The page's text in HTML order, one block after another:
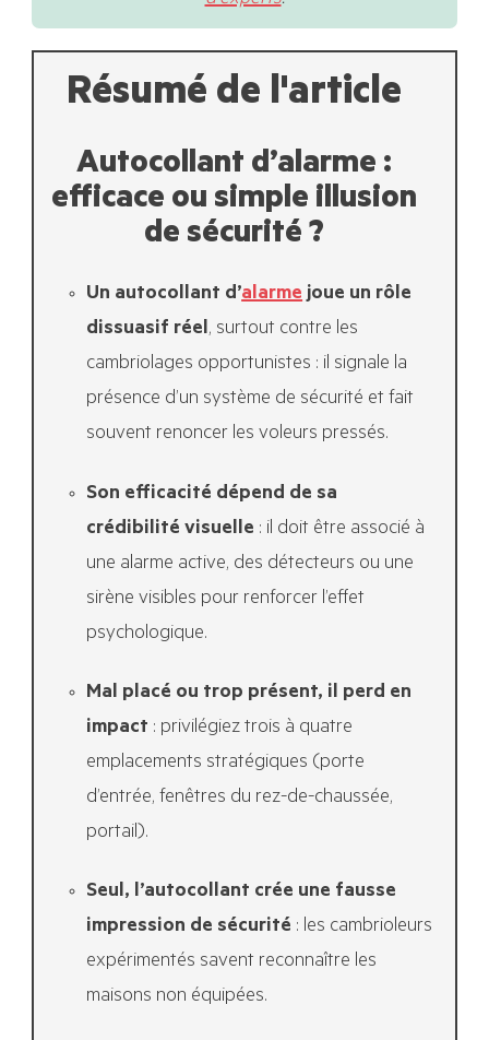
Résumé de l'article
Autocollant d’alarme :
efficace ou simple illusion
de sécurité ?
Un autocollant d’alarmejoue un rôle
dissuasif réel, surtout contre les
cambriolages opportunistes : il signale la
présence d’un système de sécurité et fait
souvent renoncer les voleurs pressés.
Son efficacité dépend de sa
crédibilité visuelle : il doit être associé à
une alarme active, des détecteurs ou une
sirène visibles pour renforcer l’effet
psychologique.
Mal placé ou trop présent, il perd en
impact : privilégiez trois à quatre
emplacements stratégiques (porte
d’entrée, fenêtres du rez-de-chaussée,
portail).
Seul, l’autocollant crée une fausse
impression de sécurité : les cambrioleurs
expérimentés savent reconnaître les
maisons non équipées.